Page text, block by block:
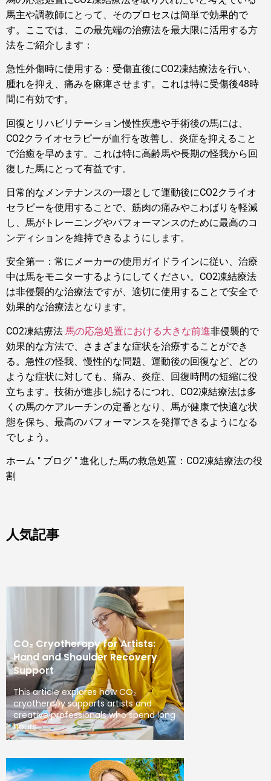
馬主や調教師にとって、そのプロセスは簡単で効果的で
す。ここでは、この最先端の治療法を最大限に活用する方
法をご紹介します：
急性外傷時に使用する：受傷直後にCO2凍結療法を行い、
腫れを抑え、痛みを麻痺させます。これは特に受傷後48時
間に有効です。
回復とリハビリテーション慢性疾患や手術後の馬には、
CO2クライオセラピーが血行を改善し、炎症を抑えること
で治癒を早めます。これは特に高齢馬や長期の怪我から回
復した馬にとって有益です。
日常的なメンテナンスの一環として運動後にCO2クライオ
セラピーを使用することで、筋肉の痛みやこわばりを軽減
し、馬がトレーニングやパフォーマンスのために最高のコ
ンディションを維持できるようにします。
安全第一：常にメーカーの使用ガイドラインに従い、治療
中は馬をモニターするようにしてください。CO2凍結療法
は非侵襲的な治療法ですが、適切に使用することで安全で
効果的な治療法となります。
CO2凍結療法 馬の応急処置における大きな前進非侵襲的で
効果的な方法で、さまざまな症状を治療することができ
る。急性の怪我、慢性的な問題、運動後の回復など、どの
ような症状に対しても、痛み、炎症、回復時間の短縮に役
立ちます。技術が進歩し続けるにつれ、CO2凍結療法は多
くの馬のケアルーチンの定番となり、馬が健康で快適な状
態を保ち、最高のパフォーマンスを発揮できるようになる
でしょう。
ホーム " ブログ " 進化した馬の救急処置：CO2凍結療法の役
割
人気記事
CO₂ Cryotherapy for Artists:
Hand and Shoulder Recovery
Support
This article explores how CO₂
cryotherapy supports artists and
creative professionals who spend long
hours